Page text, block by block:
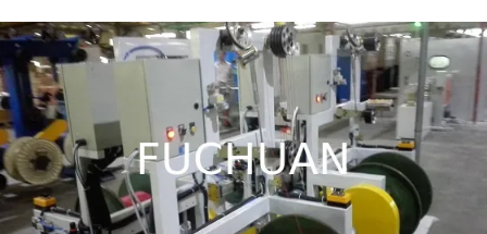
QUALITÉ
CONTACTEZ-
NOUS
NOUVELLES